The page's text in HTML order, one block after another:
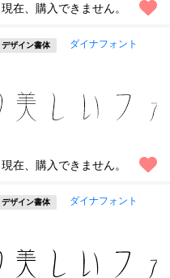
現在、購入できません。
デザイン書体 ダイナフォント
現在、購入できません。
デザイン書体 ダイナフォント